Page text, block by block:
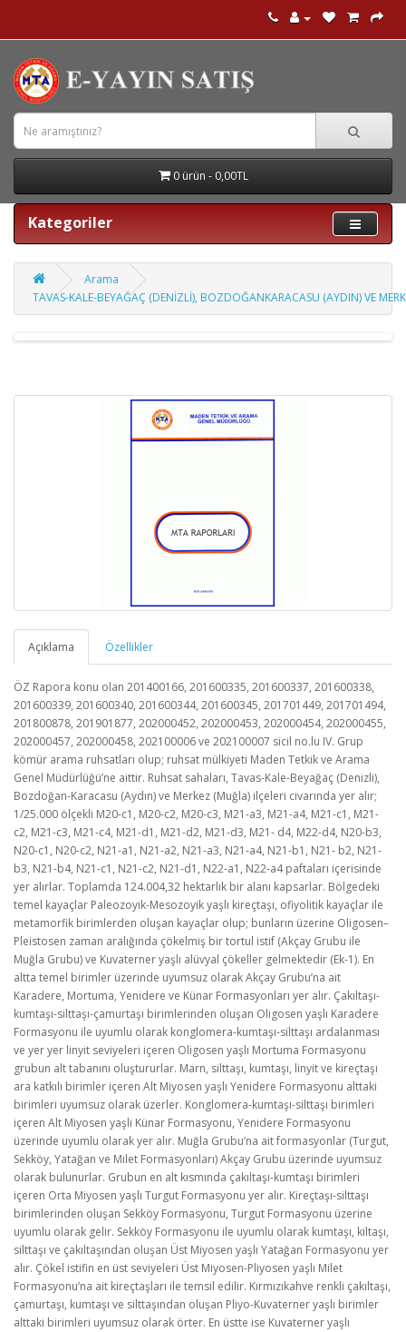
0 ürün - 0,00TL
Kategoriler
Arama
TAVAS-KALE-BEYAĞAÇ (DENİZLİ), BOZDOĞANKARACASU (AYDIN) VE
Açıklama Özellikler
ÖZ Rapora konu olan 201400166, 201600335, 201600337, 201600338,
201600339, 201600340, 201600344, 201600345, 201701449, 201701494,
201800878, 201901877, 202000452, 202000453, 202000454, 202000455,
202000457, 202000458, 202100006 ve 202100007 sicil no.lu IV. Grup
kömür arama ruhsatları olup; ruhsat mülkiyeti Maden Tetkik ve Arama
Genel Müdürlüğü’ne aittir. Ruhsat sahaları, Tavas-Kale-Beyağaç (Denizli),
Bozdoğan-Karacasu (Aydın) ve Merkez (Muğla) ilçeleri civarında yer alır;
1/25.000 ölçekli M20-c1, M20-c2, M20-c3, M21-a3, M21-a4, M21-c1, M21-
c2, M21-c3, M21-c4, M21-d1, M21-d2, M21-d3, M21- d4, M22-d4, N20-b3,
N20-c1, N20-c2, N21-a1, N21-a2, N21-a3, N21-a4, N21-b1, N21- b2, N21-
b3, N21-b4, N21-c1, N21-c2, N21-d1, N22-a1, N22-a4 paftaları içerisinde
yer alırlar. Toplamda 124.004,32 hektarlık bir alanı kapsarlar. Bölgedeki
temel kayaçlar Paleozoyik-Mesozoyik yaşlı kireçtaşı, ofiyolitik kayaçlar ile
metamorfik birimlerden oluşan kayaçlar olup; bunların üzerine Oligosen–
Pleistosen zaman aralığında çökelmiş bir tortul istif (Akçay Grubu ile
Muğla Grubu) ve Kuvaterner yaşlı alüvyal çökeller gelmektedir (Ek-1). En
altta temel birimler üzerinde uyumsuz olarak Akçay Grubu’na ait
Karadere, Mortuma, Yenidere ve Künar Formasyonları yer alır. Çakıltaşı-
kumtaşı-silttaşı-çamurtaşı birimlerinden oluşan Oligosen yaşlı Karadere
Formasyonu ile uyumlu olarak konglomera-kumtaşı-silttaşı ardalanması
ve yer yer linyit seviyeleri içeren Oligosen yaşlı Mortuma Formasyonu
grubun alt tabanını oluştururlar. Marn, silttaşı, kumtaşı, linyit ve kireçtaşı
ara katkılı birimler içeren Alt Miyosen yaşlı Yenidere Formasyonu alttaki
birimleri uyumsuz olarak üzerler. Konglomera-kumtaşı-silttaşı birimleri
içeren Alt Miyosen yaşlı Künar Formasyonu, Yenidere Formasyonu
üzerinde uyumlu olarak yer alır. Muğla Grubu’na ait formasyonlar (Turgut,
Sekköy, Yatağan ve Milet Formasyonları) Akçay Grubu üzerinde uyumsuz
olarak bulunurlar. Grubun en alt kısmında çakıltaşı-kumtaşı birimleri
içeren Orta Miyosen yaşlı Turgut Formasyonu yer alır. Kireçtaşı-silttaşı
birimlerinden oluşan Sekköy Formasyonu, Turgut Formasyonu üzerine
uyumlu olarak gelir. Sekköy Formasyonu ile uyumlu olarak kumtaşı, kiltaşı,
silttaşı ve çakıltaşından oluşan Üst Miyosen yaşlı Yatağan Formasyonu yer
alır. Çökel istifin en üst seviyeleri Üst Miyosen-Pliyosen yaşlı Milet
Formasyonu’na ait kireçtaşları ile temsil edilir. Kırmızıkahve renkli çakıltaşı,
çamurtaşı, kumtaşı ve silttaşından oluşan Pliyo-Kuvaterner yaşlı birimler
alttaki birimleri uyumsuz olarak örter. En üstte ise Kuvaterner yaşlı